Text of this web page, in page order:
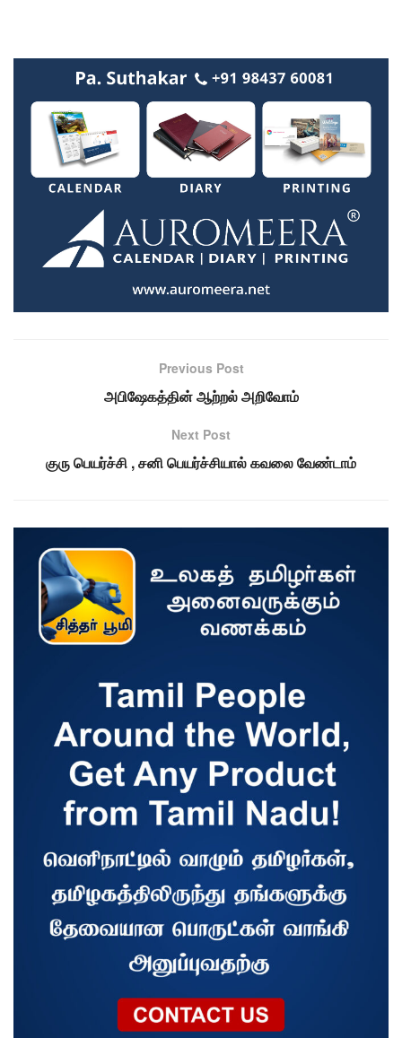
Previous Post
அபிஷேகத்தின் ஆற்றல் அறிவோம்
Next Post
குரு பெயர்ச்சி , சனி பெயர்ச்சியால் கவலை வேண்டாம்